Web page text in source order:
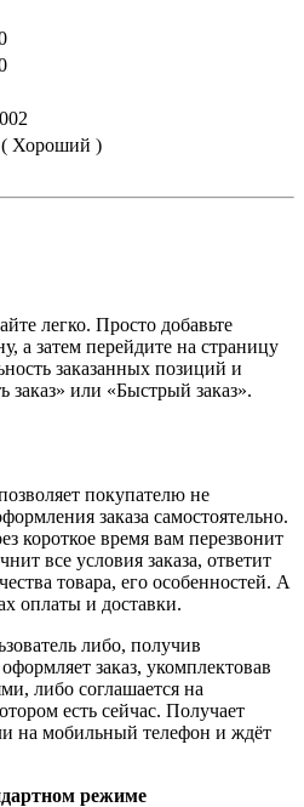
Хороший )
легко. Просто добавьте
а затем перейдите на страницу
заказанных позиций и
или «Быстрый заказ».
покупателю не
заказа самостоятельно.
короткое время вам перезвонит
все условия заказа, ответит
товара, его особенностей. А
оплаты и доставки.
либо, получив
заказ, укомплектовав
либо соглашается на
есть сейчас. Получает
на мобильный телефон и ждёт
режиме